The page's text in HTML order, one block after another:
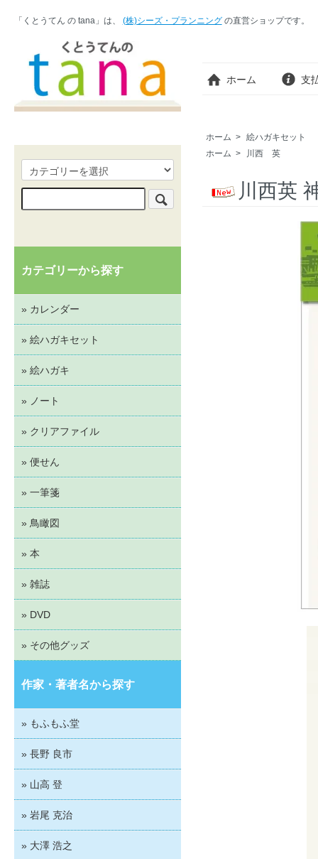
「くとうてん の tana」は、 (株)シーズ・プランニングの直営ショップです。
ホーム 支
ホーム > 絵ハガキセット
ホーム > 川西 英
川西英
カテゴリーから探す
» カレンダー
» 絵ハガキセット
» 絵ハガキ
» ノート
» クリアファイル
» 便せん
» 一筆箋
» 鳥瞰図
» 本
» 雑誌
» DVD
» その他グッズ
作家・著者名から探す
» もふもふ堂
» 長野 良市
» 山高 登
» 岩尾 克治
» 大澤 浩之